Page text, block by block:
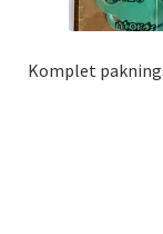
Komplet